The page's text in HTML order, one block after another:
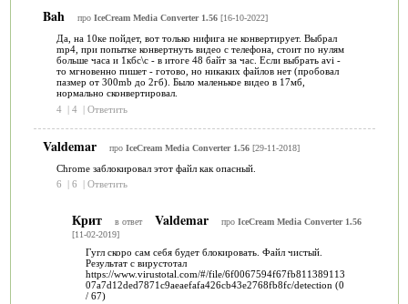
Bah про IceCream Media Converter 1.56[16-10-2022]
Да, на 10ке пойдет, вот только нифига не конвертирует. Выбрал
mp4, при попытке конвертнуть видео с телефона, стоит по нулям
больше часа и 1кбс\с - в итоге 48 байт за час. Если выбрать avi -
то мгновенно пишет - готово, но никаких файлов нет (пробовал
пазмер от 300mb до 2гб). Было маленькое видео в 17мб,
нормально сконвертировал.
4 | 4 | Ответить
Valdemar про IceCream Media Converter 1.56[29-11-2018]
Chrome заблокировал этот файл как опасный.
6
| 6 | Ответить
Крит в ответ Valdemar про IceCream Media Converter 1.56
[11-02-2019]
Гугл скоро сам себя будет блокировать. Файл чистый.
Результат с вирустотал
https://www.virustotal.com/#/file/6f0067594f67fb811389113
07a7d12ded7871c9aeaefafa426cb43e2768fb8fc/detection (0
/ 67)